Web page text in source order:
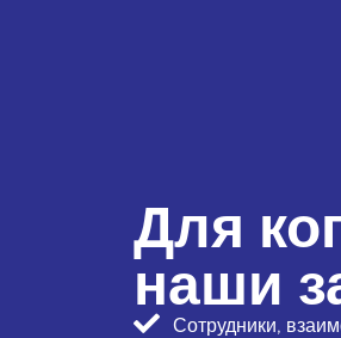
Для
наши
Сотрудники,